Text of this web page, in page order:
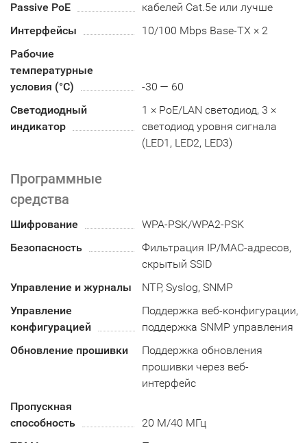
Passive PoE
кабелей Cat.5e или лучше
Интерфейсы
10/100 Mbps Base-TX × 2
Рабочие
температурные
условия (°С)
-30 — 60
Светодиодный
индикатор
1 × PoE/LAN светодиод, 3 ×
светодиод уровня сигнала
(LED1, LED2, LED3)
Программные
средства
Шифрование
WPA-PSK/WPA2-PSK
Безопасность
Фильтрация IP/MAC-адресов,
скрытый SSID
Управление и журналы
NTP, Syslog, SNMP
Управление
конфигурацией
Поддержка веб-конфигурации,
поддержка SNMP управления
Обновление прошивки
Поддержка обновления
прошивки через веб-
интерфейс
Пропускная
способность
20 M/40 МГц